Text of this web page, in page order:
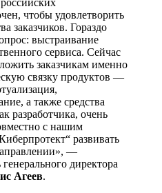
чтобы удовлетворить
заказчиков. Гораздо
выстраивание
сервиса. Сейчас
заказчикам именно
связку продуктов —
а также средства
разработчика, очень
с нашим
развивать
—
директора
Агеев.